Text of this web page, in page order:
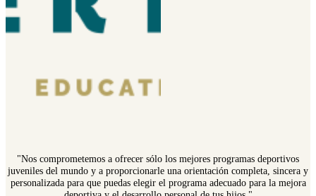
"Nos comprometemos a ofrecer sólo los mejores programas deportivos
juveniles del mundo y a proporcionarle una orientación completa, sincera y
personalizada para que puedas elegir el programa adecuado para la mejora